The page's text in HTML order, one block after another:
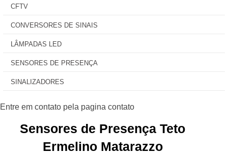
CFTV
CONVERSORES DE SINAIS
LÂMPADAS LED
SENSORES DE PRESENÇA
SINALIZADORES
Sensores de Presença Teto
Ermelino Matarazzo